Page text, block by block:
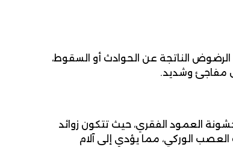
الناتجة عن الحوادث أو السقوط،
مفاجئ وشديد.
العمود الفقري، حيث تتكون زوائد
الوركي، مما يؤدي إلى آلام